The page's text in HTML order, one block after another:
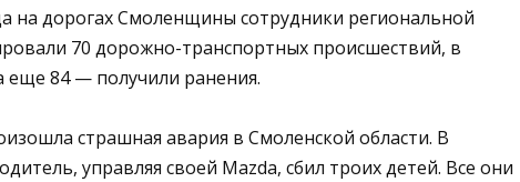
на дорогах Смоленщины сотрудники региональной
70 дорожно-транспортных происшествий, в
еще 84 — получили ранения.
страшная авария в Смоленской области. В
управляя своей Mazda, сбил троих детей. Все они